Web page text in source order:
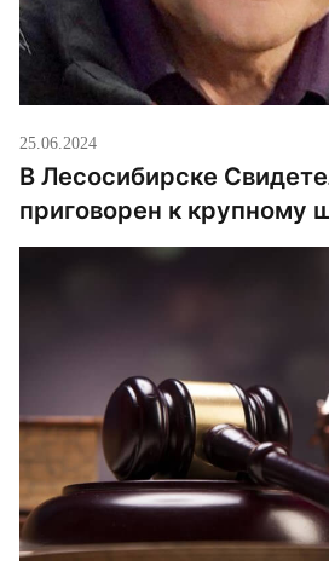
25.06.2024
В Лесосибирске
приговорен к крупному